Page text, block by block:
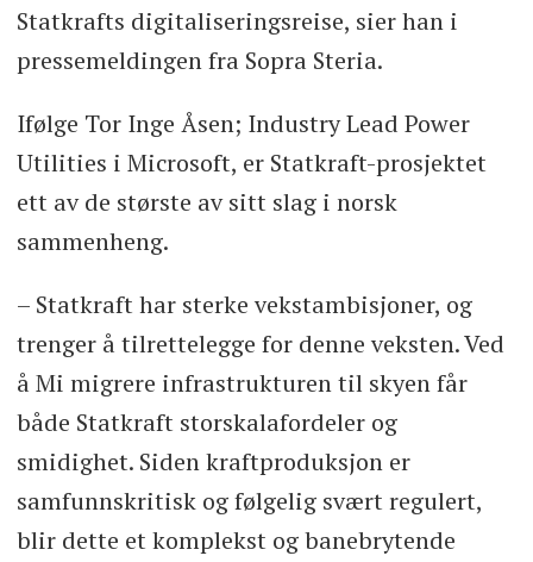
Statkrafts digitaliseringsreise, sier han i
pressemeldingen fra Sopra Steria.
Ifølge Tor Inge Åsen; Industry Lead Power
Utilities i Microsoft, er Statkraft-prosjektet
ett av de største av sitt slag i norsk
sammenheng.
– Statkraft har sterke vekstambisjoner, og
trenger å tilrettelegge for denne veksten. Ved
å Mi migrere infrastrukturen til skyen får
både Statkraft storskalafordeler og
smidighet. Siden kraftproduksjon er
samfunnskritisk og følgelig svært regulert,
blir dette et komplekst og banebrytende